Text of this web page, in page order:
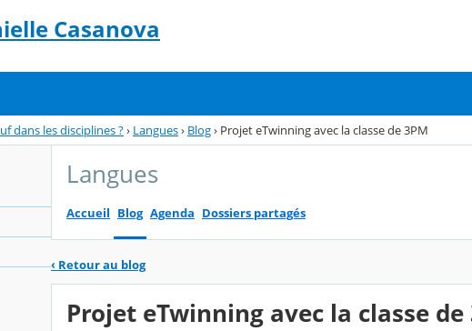
Casanova
dans les disciplines ?› Langues› Blog› Projet eTwinning avec la classe de 3PM
Langues
Accueil Blog Agenda Dossiers partagés
‹ Retour au blog
Projet eTwinning avec la classe de